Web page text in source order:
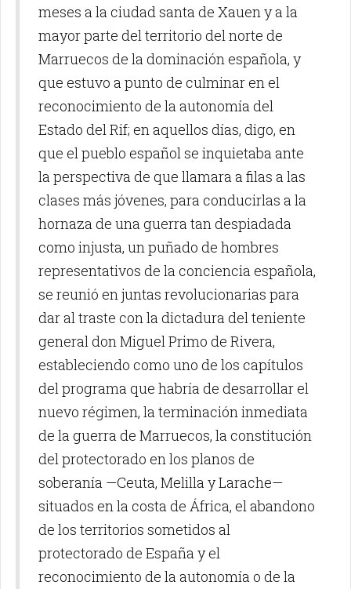
meses a la ciudad santa de Xauen y a la
mayor parte del territorio del norte de
Marruecos de la dominación española, y
que estuvo a punto de culminar en el
reconocimiento de la autonomía del
Estado del Rif; en aquellos días, digo, en
que el pueblo español se inquietaba ante
la perspectiva de que llamara a filas a las
clases más jóvenes, para conducirlas a la
hornaza de una guerra tan despiadada
como injusta, un puñado de hombres
representativos de la conciencia española,
se reunió en juntas revolucionarias para
dar al traste con la dictadura del teniente
general don Miguel Primo de Rivera,
estableciendo como uno de los capítulos
del programa que habría de desarrollar el
nuevo régimen, la terminación inmediata
de la guerra de Marruecos, la constitución
del protectorado en los planos de
soberanía —Ceuta, Melilla y Larache—
situados en la costa de África, el abandono
de los territorios sometidos al
protectorado de España y el
reconocimiento de la autonomía o de la